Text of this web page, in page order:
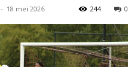
- 18 mei 2026 0
244